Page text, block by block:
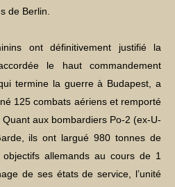
de Berlin.
ont définitivement justifié la
le haut commandement
termine la guerre à Budapest, a
125 combats aériens et remporté
aux bombardiers Po-2 (ex-U-
ils ont largué 980 tonnes de
allemands au cours de 1
de ses états de service, l’unité